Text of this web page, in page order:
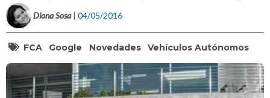
Diana Sosa | 04/05/2016
FCA Google Novedades Vehículos Autónomos